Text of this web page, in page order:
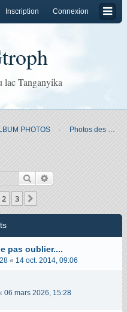
Connexion
Inscription
lac Tanganyika
PHOTOS Photos des membres
Rechercher
2 3
pas oublier....
« 14 oct. 2014, 09:06
06 mars 2026, 15:28